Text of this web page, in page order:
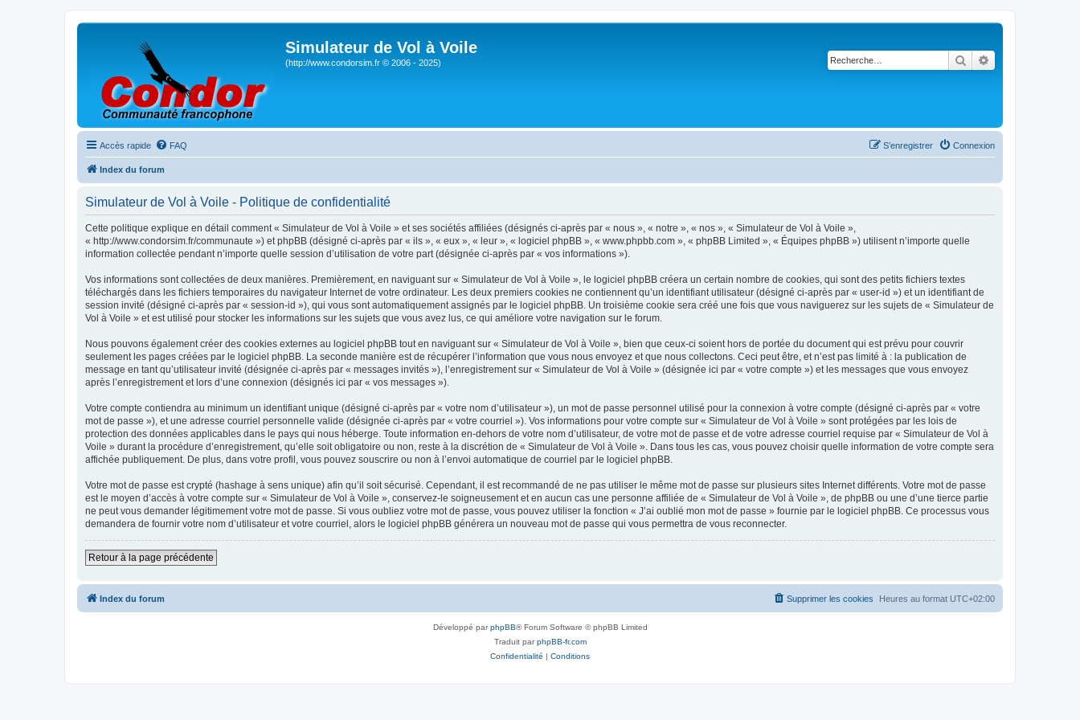
Simulateur de Vol à Voile
(http://www.condorsim.fr © 2006 - 2025) Rechercher
Accès rapide FAQ Connexion
S’enregistrer
Index du forum
Simulateur de Vol à Voile - Politique de confidentialité
Cette politique explique en détail comment « Simulateur de Vol à Voile » et ses sociétés affiliées (désignés ci-après par « nous », « notre », « nos », « Simulateur de Vol à Voile »,
« http://www.condorsim.fr/communaute ») et phpBB (désigné ci-après par « ils », « eux », « leur », « logiciel phpBB », « www.phpbb.com », « phpBB Limited », « Équipes phpBB ») utilisent n’importe quelle
information collectée pendant n’importe quelle session d’utilisation de votre part (désignée ci-après par « vos informations »).
Vos informations sont collectées de deux manières. Premièrement, en naviguant sur « Simulateur de Vol à Voile », le logiciel phpBB créera un certain nombre de cookies, qui sont des petits fichiers textes
téléchargés dans les fichiers temporaires du navigateur Internet de votre ordinateur. Les deux premiers cookies ne contiennent qu’un identifiant utilisateur (désigné ci-après par « user-id ») et un identifiant de
session invité (désigné ci-après par « session-id »), qui vous sont automatiquement assignés par le logiciel phpBB. Un troisième cookie sera créé une fois que vous naviguerez sur les sujets de « Simulateur de
Vol à Voile » et est utilisé pour stocker les informations sur les sujets que vous avez lus, ce qui améliore votre navigation sur le forum.
Nous pouvons également créer des cookies externes au logiciel phpBB tout en naviguant sur « Simulateur de Vol à Voile », bien que ceux-ci soient hors de portée du document qui est prévu pour couvrir
seulement les pages créées par le logiciel phpBB. La seconde manière est de récupérer l’information que vous nous envoyez et que nous collectons. Ceci peut être, et n’est pas limité à : la publication de
message en tant qu’utilisateur invité (désignée ci-après par « messages invités »), l’enregistrement sur « Simulateur de Vol à Voile » (désignée ici par « votre compte ») et les messages que vous envoyez
après l’enregistrement et lors d’une connexion (désignés ici par « vos messages »).
Votre compte contiendra au minimum un identifiant unique (désigné ci-après par « votre nom d’utilisateur »), un mot de passe personnel utilisé pour la connexion à votre compte (désigné ci-après par « votre
mot de passe »), et une adresse courriel personnelle valide (désignée ci-après par « votre courriel »). Vos informations pour votre compte sur « Simulateur de Vol à Voile » sont protégées par les lois de
protection des données applicables dans le pays qui nous héberge. Toute information en-dehors de votre nom d’utilisateur, de votre mot de passe et de votre adresse courriel requise par « Simulateur de Vol à
Voile » durant la procédure d’enregistrement, qu’elle soit obligatoire ou non, reste à la discrétion de « Simulateur de Vol à Voile ». Dans tous les cas, vous pouvez choisir quelle information de votre compte sera
affichée publiquement. De plus, dans votre profil, vous pouvez souscrire ou non à l’envoi automatique de courriel par le logiciel phpBB.
Votre mot de passe est crypté (hashage à sens unique) afin qu’il soit sécurisé. Cependant, il est recommandé de ne pas utiliser le même mot de passe sur plusieurs sites Internet différents. Votre mot de passe
est le moyen d’accès à votre compte sur « Simulateur de Vol à Voile », conservez-le soigneusement et en aucun cas une personne affiliée de « Simulateur de Vol à Voile », de phpBB ou une d’une tierce partie
ne peut vous demander légitimement votre mot de passe. Si vous oubliez votre mot de passe, vous pouvez utiliser la fonction « J’ai oublié mon mot de passe » fournie par le logiciel phpBB. Ce processus vous
demandera de fournir votre nom d’utilisateur et votre courriel, alors le logiciel phpBB générera un nouveau mot de passe qui vous permettra de vous reconnecter.
Retour à la page précédente
Index du forum Heures au format UTC+02:00
Supprimer les cookies
Développé parphpBB® Forum Software © phpBB Limited
Traduit parphpBB-fr.com
Confidentialité | Conditions